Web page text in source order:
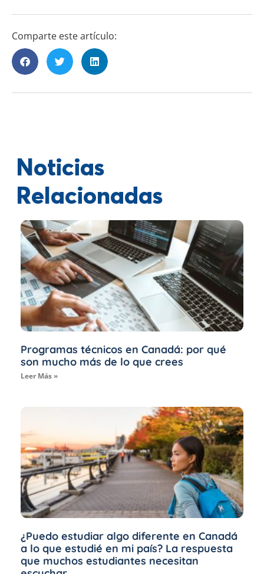
Comparte este artículo:
Noticias
Relacionadas
Programas técnicos en Canadá: por qué
son mucho más de lo que crees
Leer Más »
¿Puedo estudiar algo diferente en Canadá
a lo que estudié en mi país? La respuesta
que muchos estudiantes necesitan